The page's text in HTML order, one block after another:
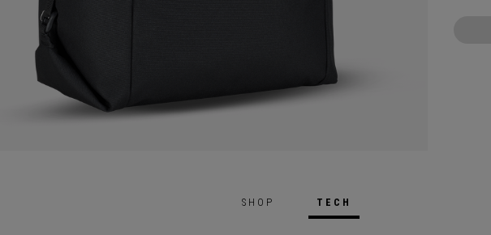
SHOP TECH